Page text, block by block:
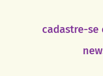
cadastre-se